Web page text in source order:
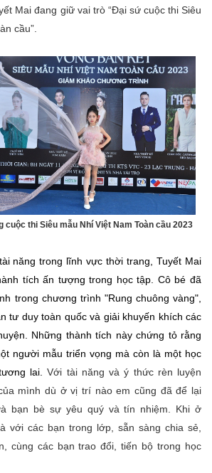
Mai đang giữ vai trò “Đại sứ cuộc thi Siêu
cầu”.
cuộc thi Siêu mẫu Nhí Việt Nam Toàn cầu 2023
năng trong lĩnh vực thời trang, Tuyết Mai
tích ấn tượng trong học tập. Cô bé đã
trong chương trình "Rung chuông vàng",
tư duy toàn quốc và giải khuyến khích các
Những thành tích này chứng tỏ rằng
người mẫu triển vọng mà còn là một học
lai.Với tài năng và ý thức rèn luyện
mình dù ở vị trí nào em cũng đã để lại
bạn bè sự yêu quý và tín nhiệm. Khi ở
với các bạn trong lớp, sẵn sàng chia sẻ,
cùng các bạn trao đổi, tiến bộ trong học